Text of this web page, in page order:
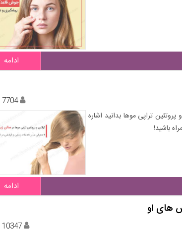
ادامه
7704
تراپی موها بدانید اشاره
باشید!
ادامه
های او
10347